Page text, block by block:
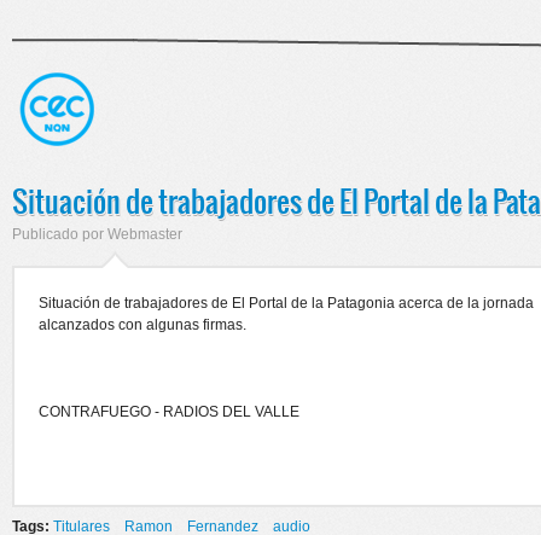
Situación de trabajadores de El Portal de la
Publicado por Webmaster
Situación de trabajadores de El Portal de la Patagonia acerca de la
alcanzados con algunas firmas.
CONTRAFUEGO - RADIOS DEL VALLE
Tags: Titulares Ramon Fernandez
audio